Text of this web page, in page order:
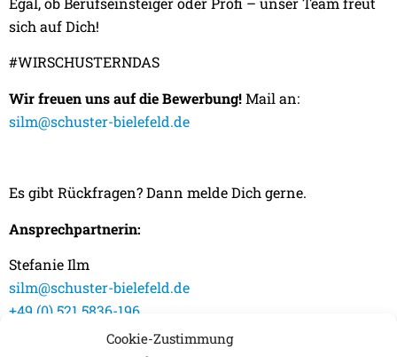
Cookie-Zustimmung
sich auf Dich!
#WIRSCHUSTERNDAS
Wir freuen uns auf die Bewerbung!Mail an:
silm@schuster-bielefeld.de
Es gibt Rückfragen? Dann melde Dich gerne.
Ansprechpartnerin:
Stefanie Ilm
silm@schuster-bielefeld.de
+49 (0) 521 5836-196